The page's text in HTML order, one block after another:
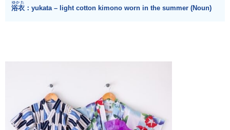
浴衣
ゆかた
：yukata – light cotton kimono worn in the summer (Noun)